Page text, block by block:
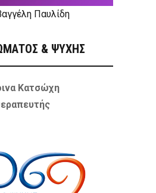
Παυλίδη
& ΨΥΧΗΣ
Κατσώχη